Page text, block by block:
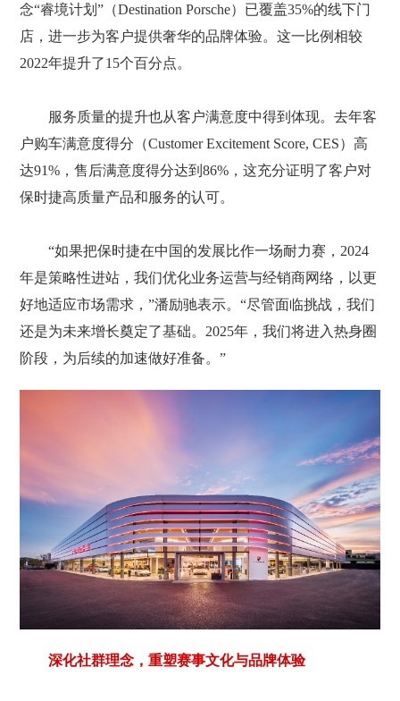
念“睿境计划”（Destination Porsche）已覆盖35%的线下门
店，进一步为客户提供奢华的品牌体验。这一比例相较
2022年提升了15个百分点。
服务质量的提升也从客户满意度中得到体现。去年客
户购车满意度得分（Customer Excitement Score, CES）高
达91%，售后满意度得分达到86%，这充分证明了客户对
保时捷高质量产品和服务的认可。
“如果把保时捷在中国的发展比作一场耐力赛，2024
年是策略性进站，我们优化业务运营与经销商网络，以更
好地适应市场需求，”潘励驰表示。“尽管面临挑战，我们
还是为未来增长奠定了基础。2025年，我们将进入热身圈
阶段，为后续的加速做好准备。”
深化社群理念，重塑赛事文化与品牌体验